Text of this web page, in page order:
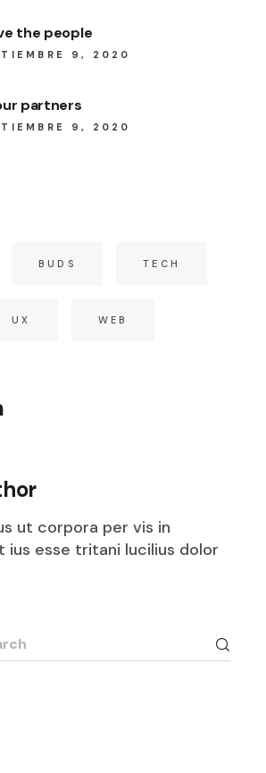
the people
9, 2020
partners
9, 2020
BUDS TECH
UX WEB
ut corpora per vis in
ius esse tritani lucilius dolor